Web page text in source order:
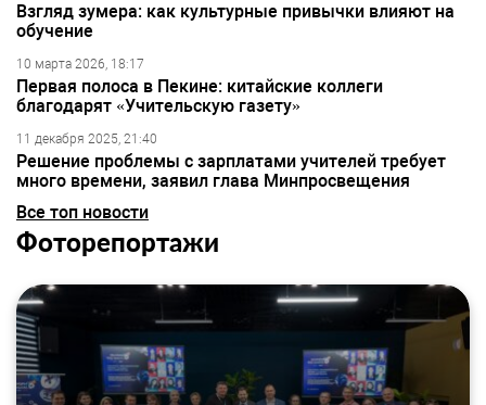
Взгляд зумера: как культурные привычки влияют на
обучение
10 марта 2026, 18:17
Первая полоса в Пекине: китайские коллеги
благодарят «Учительскую газету»
11 декабря 2025, 21:40
Решение проблемы с зарплатами учителей требует
много времени, заявил глава Минпросвещения
Все топ новости
Фоторепортажи